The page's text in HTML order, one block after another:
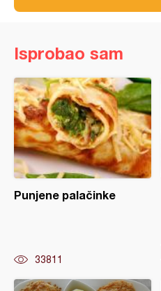
Isprobao sam
Punjene palačinke
33811